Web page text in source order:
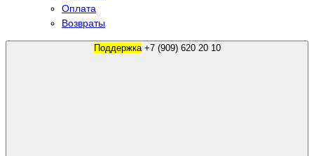
Оплата
Возвраты
Поддержка +7 (909) 620 20 10